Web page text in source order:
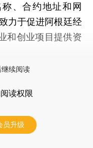
、合约地址和网
力于促进阿根廷经
和创业项目提供资
继续阅读
读权限
员升级